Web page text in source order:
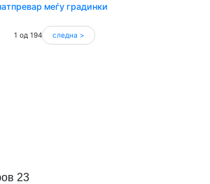
меѓу градинки
1 од 194 следна >
23